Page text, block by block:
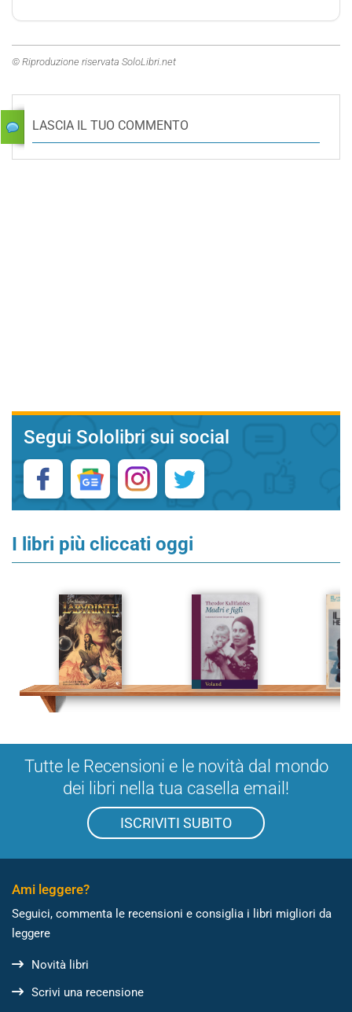
© Riproduzione riservata SoloLibri.net
LASCIA IL TUO COMMENTO
Segui Sololibri sui social
I libri più cliccati oggi
Tutte le Recensioni e le novità dal mondo
dei libri nella tua casella email!
ISCRIVITI SUBITO
Ami leggere?
Seguici, commenta le recensioni e consiglia i libri migliori da
leggere
Novità libri
Scrivi una recensione